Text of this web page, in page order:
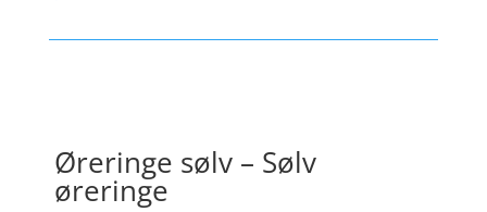
Øreringe sølv – Sølv
øreringe